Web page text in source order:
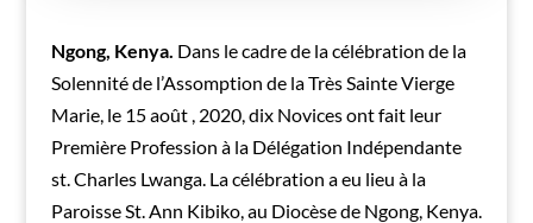
Ngong, Kenya. Dans le cadre de la célébration de la
Solennité de l’Assomption de la Très Sainte Vierge
Marie, le 15 août , 2020, dix Novices ont fait leur
Première Profession à la Délégation Indépendante
st. Charles Lwanga. La célébration a eu lieu à la
Paroisse St. Ann Kibiko, au Diocèse de Ngong, Kenya.